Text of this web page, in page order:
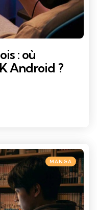
: où
Android ?
Categories
Posted
in
MANGA